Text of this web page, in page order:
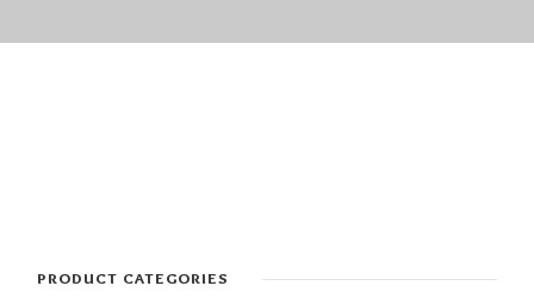
PRODUCT CATEGORIES